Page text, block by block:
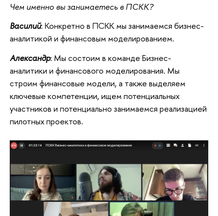
Чем именно вы занимаетесь в ПСКК?
Василий: Конкретно в ПСКК мы занимаемся бизнес-
аналитикой и финансовым моделированием.
Александр: Мы состоим в команде Бизнес-
аналитики и финансового моделирования. Мы
строим финансовые модели, а также выделяем
ключевые компетенции, ищем потенциальных
участников и потенциально занимаемся реализацией
пилотных проектов.